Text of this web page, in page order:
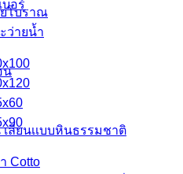
ยโบราณ
ว่ายนํ้า
น
ลียนเเบบหินธรรมชาติ
บอร์
Cotto